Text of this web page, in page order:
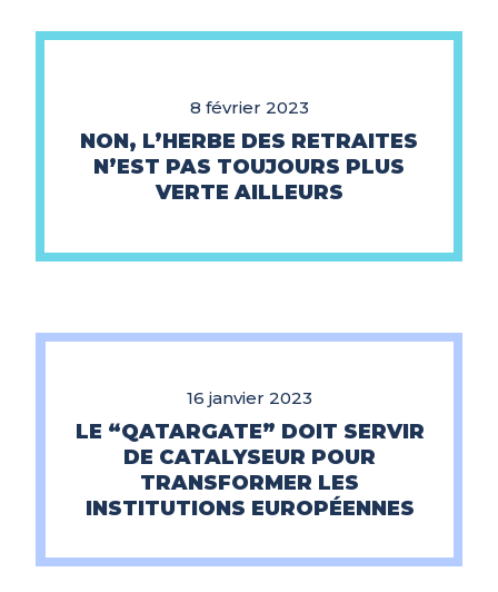
8 février 2023
NON, L’HERBE DES RETRAITES
N’EST PAS TOUJOURS PLUS
VERTE AILLEURS
16 janvier 2023
LE “QATARGATE” DOIT SERVIR
DE CATALYSEUR POUR
TRANSFORMER LES
INSTITUTIONS EUROPÉENNES